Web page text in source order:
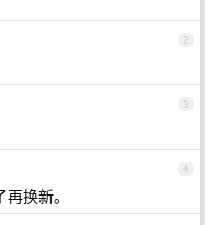
2
3
4
换新。